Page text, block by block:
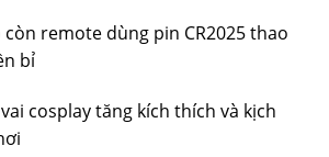
remote dùng pin CR2025 thao
bỉ
cosplay tăng kích thích và kịch